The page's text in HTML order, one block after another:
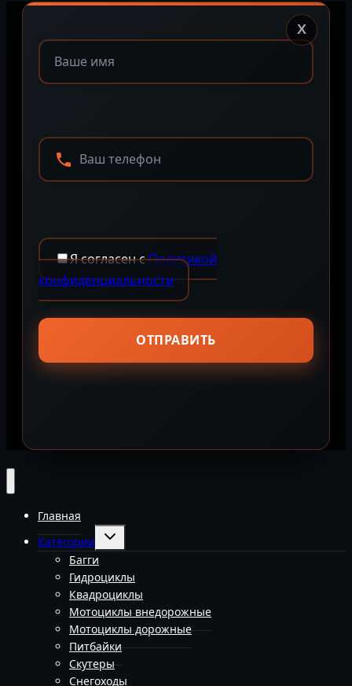
Я согласен сПолитикой
конфиденциальности
X
Главная
Категории
Переключить
Багги
Гидроциклы
Квадроциклы
Мотоциклы внедорожные
Мотоциклы дорожные
Питбайки
Скутеры
Снегоходы